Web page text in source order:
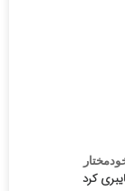
کرد